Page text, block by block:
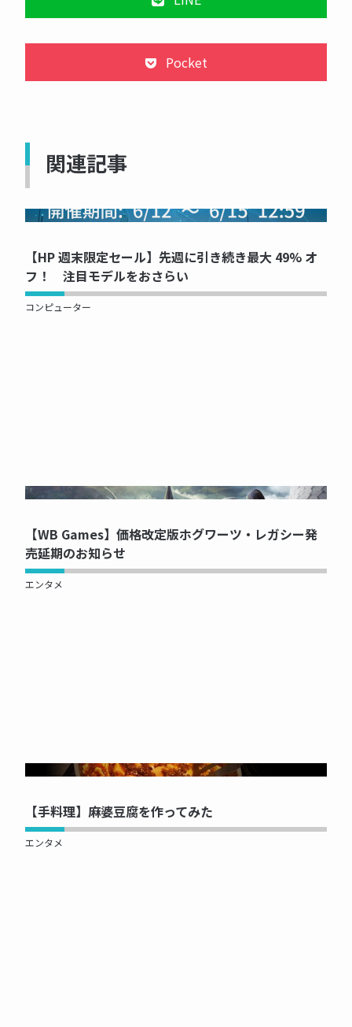
Pocket
関連記事
NOW PRINTING...
【HP 週末限定セール】先週に引き続き最大 49% オ
フ！ 注目モデルをおさらい
コンピューター
NOW PRINTING...
【WB Games】価格改定版ホグワーツ・レガシー発
売延期のお知らせ
エンタメ
NOW PRINTING...
【手料理】麻婆豆腐を作ってみた
エンタメ